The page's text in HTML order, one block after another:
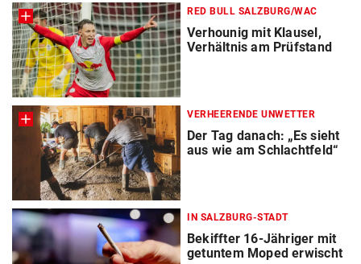
RED BULL SALZBURG/WAC
Verhounig mit Klausel,
Verhältnis am Prüfstand
VERHEERENDE UNWETTER
Der Tag danach: „Es sieht
aus wie am Schlachtfeld“
IN SALZBURG-STADT
Bekiffter 16-Jähriger mit
getuntem Moped erwischt